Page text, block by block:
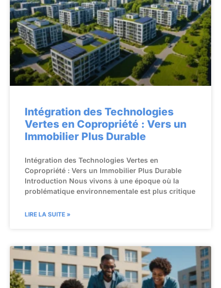
Intégration des Technologies
Vertes en Copropriété : Vers un
Immobilier Plus Durable
Intégration des Technologies Vertes en
Copropriété : Vers un Immobilier Plus Durable
Introduction Nous vivons à une époque où la
problématique environnementale est plus critique
LIRE LA SUITE »